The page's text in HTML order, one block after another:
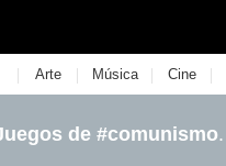
| Arte | Música | Cine |
de #comunismo.